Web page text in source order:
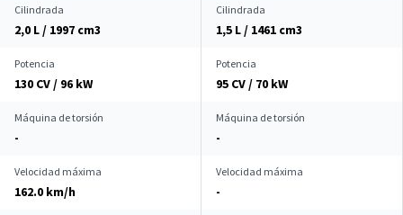
Cilindrada
2,0 L / 1997 cm3
Cilindrada
1,5 L / 1461 cm3
Potencia
130 CV / 96 kW
Potencia
95 CV / 70 kW
Máquina de torsión
-
Máquina de torsión
-
Velocidad máxima
162.0 km/h
Velocidad máxima
-